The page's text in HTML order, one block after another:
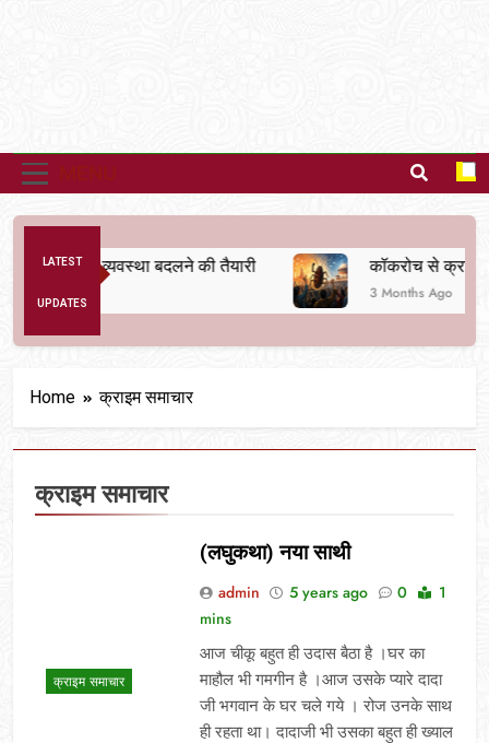
LATEST
UPDATES
अनैतिक व्यवस्था बदलने की तैयारी कॉकरोच से क्रांति तक
3 Months Ago
Home क्राइम समाचार
क्राइम समाचार
क्राइम समाचार
(लघुकथा) नया साथी
admin 5 years ago 0
1
mins
आज चीकू बहुत ही उदास बैठा है ।घर का
माहौल भी गमगीन है ।आज उसके प्यारे दादा
जी भगवान के घर चले गये । रोज उनके साथ
ही रहता था। दादाजी भी उसका बहुत ही ख्याल